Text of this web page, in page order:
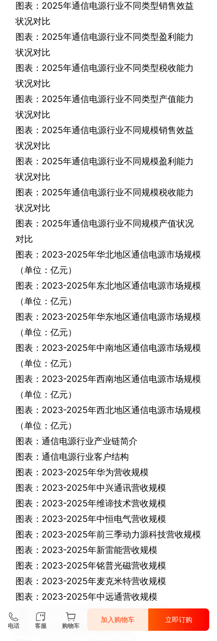
图表： 2025年通信电源行业不同类型销售效益
状况对比
图表： 2025年通信电源行业不同类型盈利能力
状况对比
图表： 2025年通信电源行业不同类型税收能力
状况对比
图表： 2025年通信电源行业不同类型产值能力
状况对比
图表： 2025年通信电源行业不同规模销售效益
状况对比
图表： 2025年通信电源行业不同规模盈利能力
状况对比
图表： 2025年通信电源行业不同规模税收能力
状况对比
图表： 2025年通信电源行业不同规模产值状况
对比
图表： 2023-2025年华北地区通信电源市场规模
（单位：亿元）
图表： 2023-2025年东北地区通信电源市场规模
（单位：亿元）
图表： 2023-2025年华东地区通信电源市场规模
（单位：亿元）
图表： 2023-2025年中南地区通信电源市场规模
（单位：亿元）
图表： 2023-2025年西南地区通信电源市场规模
（单位：亿元）
图表： 2023-2025年西北地区通信电源市场规模
（单位：亿元）
图表：通信电源行业产业链简介
图表：通信电源行业客户结构
图表： 2023-2025年华为营收规模
图表： 2023-2025年中兴通讯营收规模
图表： 2023-2025年维谛技术营收规模
图表： 2023-2025年中恒电气营收规模
图表： 2023-2025年前三季动力源科技营收规模
图表： 2023-2025年新雷能营收规模
图表： 2023-2025年铭普光磁营收规模
图表： 2023-2025年麦克米特营收规模
图表： 2023-2025年中远通营收规模
图表：2023-2025年科华数据营收规模
图表：近年来通信电源投资项目
电话 客服 购物车
加入购物车 立即订购